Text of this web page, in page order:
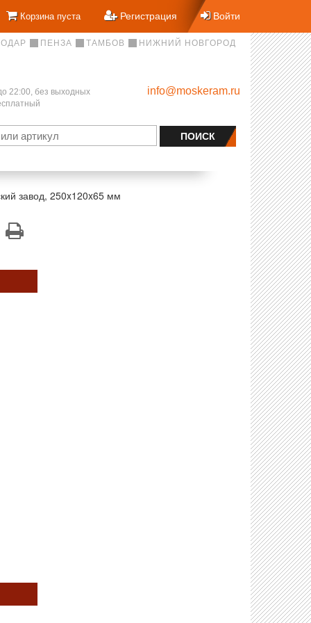
Корзина пуста Регистрация Войти
ПЕНЗА ТАМБОВ
НИЖНИЙ НОВГОРОД
22:00, без выходных
info@moskeram.ru
завод, 250x120x65 мм